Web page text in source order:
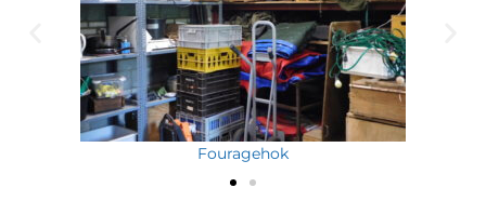
Fouragehok